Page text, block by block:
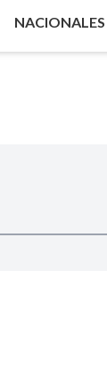
NACIONALES